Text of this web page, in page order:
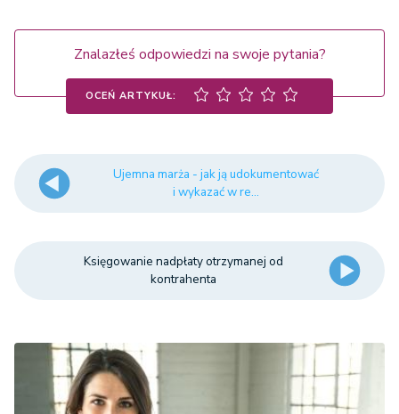
Znalazłeś odpowiedzi na swoje pytania?
OCEŃ ARTYKUŁ:
Ujemna marża - jak ją udokumentować
i wykazać w re...
Księgowanie nadpłaty otrzymanej od
kontrahenta